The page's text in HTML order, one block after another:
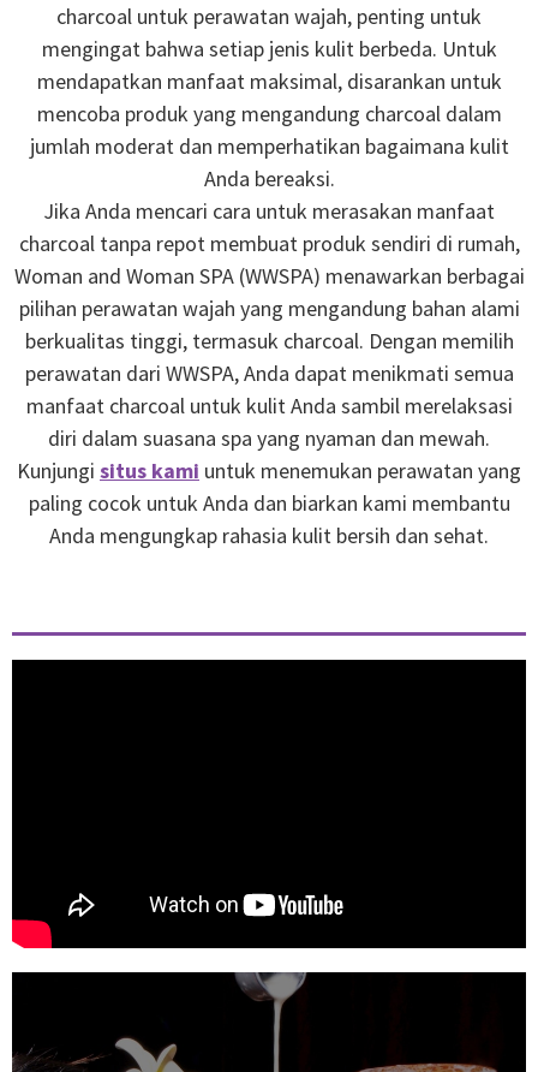
charcoal untuk perawatan wajah, penting untuk
mengingat bahwa setiap jenis kulit berbeda. Untuk
mendapatkan manfaat maksimal, disarankan untuk
mencoba produk yang mengandung charcoal dalam
jumlah moderat dan memperhatikan bagaimana kulit
Anda bereaksi.
Jika Anda mencari cara untuk merasakan manfaat
charcoal tanpa repot membuat produk sendiri di rumah,
Woman and Woman SPA (WWSPA) menawarkan berbagai
pilihan perawatan wajah yang mengandung bahan alami
berkualitas tinggi, termasuk charcoal. Dengan memilih
perawatan dari WWSPA, Anda dapat menikmati semua
manfaat charcoal untuk kulit Anda sambil merelaksasi
diri dalam suasana spa yang nyaman dan mewah.
Kunjungi situs kami untuk menemukan perawatan yang
paling cocok untuk Anda dan biarkan kami membantu
Anda mengungkap rahasia kulit bersih dan sehat.